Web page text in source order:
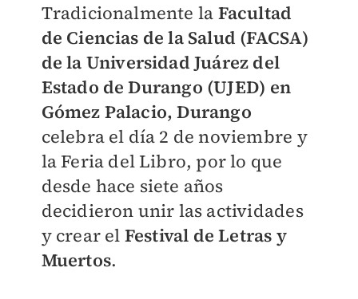
Tradicionalmente la Facultad
de Ciencias de la Salud (FACSA)
de la Universidad Juárez del
Estado de Durango (UJED) en
Gómez Palacio, Durango
celebra el día 2 de noviembre y
la Feria del Libro, por lo que
desde hace siete años
decidieron unir las actividades
y crear el Festival de Letras y
Muertos.